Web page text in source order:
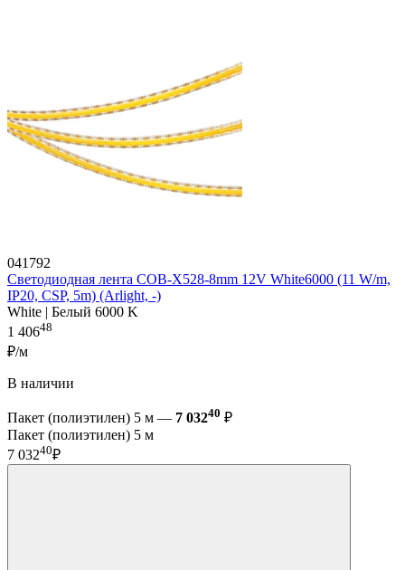
041792
Светодиодная лента COB-X528-8mm 12V White6000 (11 W/m,
IP20, CSP, 5m) (Arlight, -)
White | Белый 6000 K
1 40648
₽/м
В наличии
Пакет (полиэтилен) 5 м — 7 03240 ₽
Пакет (полиэтилен) 5 м
7 03240₽